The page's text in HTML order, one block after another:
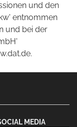
und den
entnommen
und bei der
MEDIA